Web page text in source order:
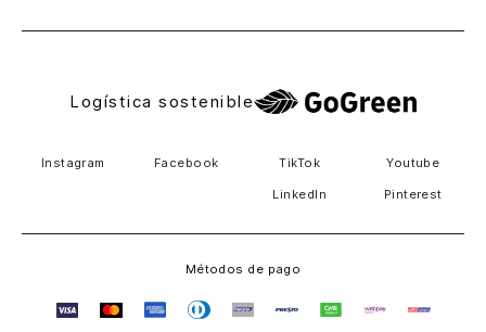
Logística sostenible
Instagram Facebook TikTok Youtube
LinkedIn Pinterest
Métodos de pago